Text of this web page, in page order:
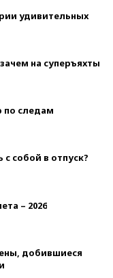
удивительных
на суперъяхты
по следам
собой в отпуск?
– 2026
добившиеся